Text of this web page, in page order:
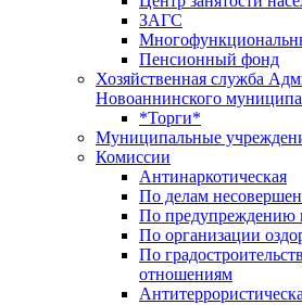
ЗАГС
Пенсионный фонд
Хозяйственная служба
Новоаннинского
*Торги*
Муниципальные
Комиссии
Антинаркотическая
По делам
По предупреждению
По организации
По
отношениям